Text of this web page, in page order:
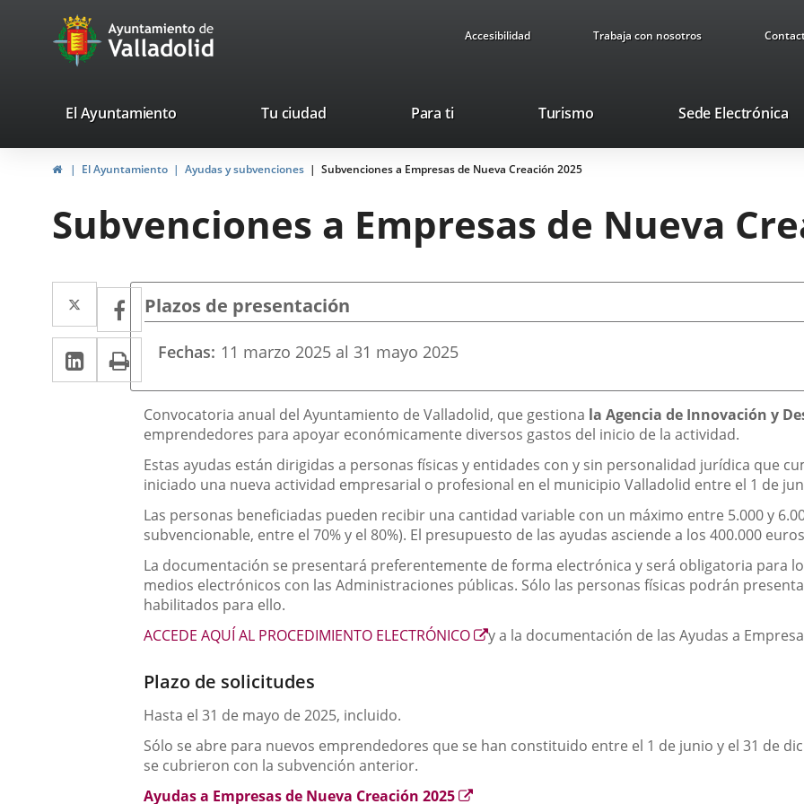
Portal
Web
Ayuntamiento
de
Accesibilidad Trabaja con nosotros
valladolid.es
El Ayuntamiento Tu ciudad Para ti TurismoThis
will
pop-
Sede Electrónica
HomeEl Ayuntamiento Ayudas y subvenciones Subvenciones a Empresas de Nueva Creación 2025
Subvenciones a Empresas de Nueva
Twitter
Enlace
a
una
aplicación
externa.
Facebook
Enlace
a
una
aplicación
externa.
Linkedin
Enlace
a
aplicación
externa.
Print
Plazos de presentación
Fechas 11 marzo 2025 al31 mayo 2025
Descripción
Convocatoria anual del Ayuntamiento de Valladolid, que gestiona la Agencia de Innovación y
emprendedores para apoyar económicamente diversos gastos del inicio de la actividad.
Estas ayudas están dirigidas a personas físicas y entidades con y sin personalidad jurídica que
iniciado una nueva actividad empresarial o profesional en el municipio Valladolid entre el 1 de
Las personas beneficiadas pueden recibir una cantidad variable con un máximo entre 5.000 y
subvencionable, entre el 70% y el 80%). El presupuesto de las ayudas asciende a los 400.000
La documentación se presentará preferentemente de forma electrónica y será obligatoria para
medios electrónicos con las Administraciones públicas. Sólo las personas físicas podrán
habilitados para ello.
ACCEDE AQUÍ AL PROCEDIMIENTO ELECTRÓNICO
Enlace
y a la documentación de las Ayudas a
Plazo de solicitudes
Hasta el 31 de mayo de 2025, incluido.
Sólo se abre para nuevos emprendedores que se han constituido entre el 1 de junio y el 31 de
se cubrieron con la subvención anterior.
Ayudas a Empresas de Nueva Creación 2025
Enlace